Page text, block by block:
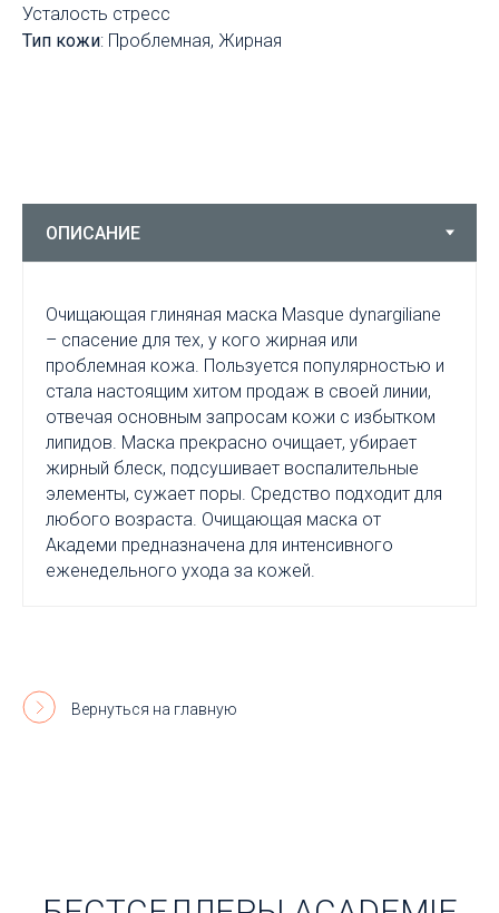
Усталость стресс
Тип кожи: Проблемная, Жирная
Очищающая глиняная маска Masque dynargiliane
– спасение для тех, у кого жирная или
проблемная кожа. Пользуется популярностью и
стала настоящим хитом продаж в своей линии,
отвечая основным запросам кожи с избытком
липидов. Маска прекрасно очищает, убирает
жирный блеск, подсушивает воспалительные
элементы, сужает поры. Средство подходит для
любого возраста. Очищающая маска от
Академи предназначена для интенсивного
еженедельного ухода за кожей.
Вернуться на главную